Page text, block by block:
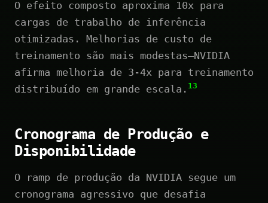
O efeito composto aproxima 10x para
cargas de trabalho de inferência
otimizadas. Melhorias de custo de
treinamento são mais modestas—NVIDIA
afirma melhoria de 3-4x para treinamento
distribuído em grande escala. 13
Cronograma de Produção e
Disponibilidade
O ramp de produção da NVIDIA segue um
cronograma agressivo que desafia